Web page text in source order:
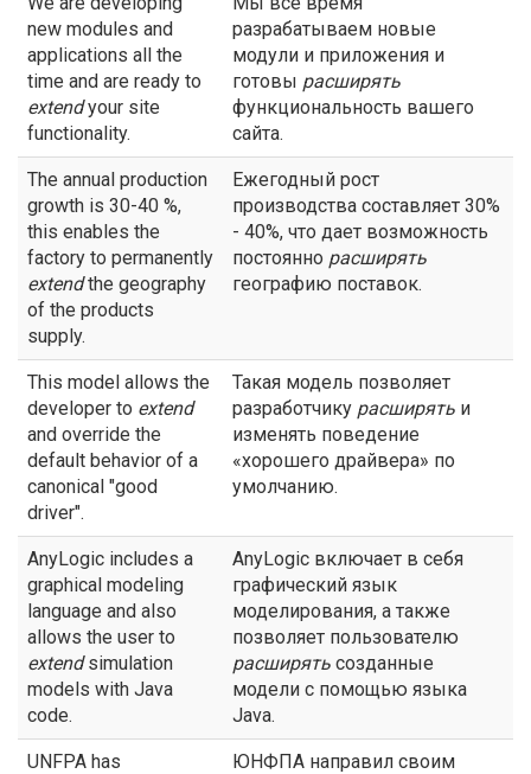
new modules and
applications all the
time and are ready to
extendyour site
functionality.
разрабатываем новые
модули и приложения и
готовы расширять
функциональность вашего
сайта.
The annual production
growth is 30-40 %,
this enables the
factory to permanently
extendthe geography
of the products
supply.
Ежегодный рост
производства составляет 30%
- 40%, что дает возможность
постоянно расширять
географию поставок.
This model allows the
developer to extend
and override the
default behavior of a
canonical "good
driver".
Такая модель позволяет
разработчику расширять и
изменять поведение
«хорошего драйвера» по
умолчанию.
AnyLogic includes a
graphical modeling
language and also
allows the user to
extendsimulation
models with Java
code.
AnyLogic включает в себя
графический язык
моделирования, а также
позволяет пользователю
расширять созданные
модели с помощью языка
Java.
UNFPA has
ЮНФПА направил своим